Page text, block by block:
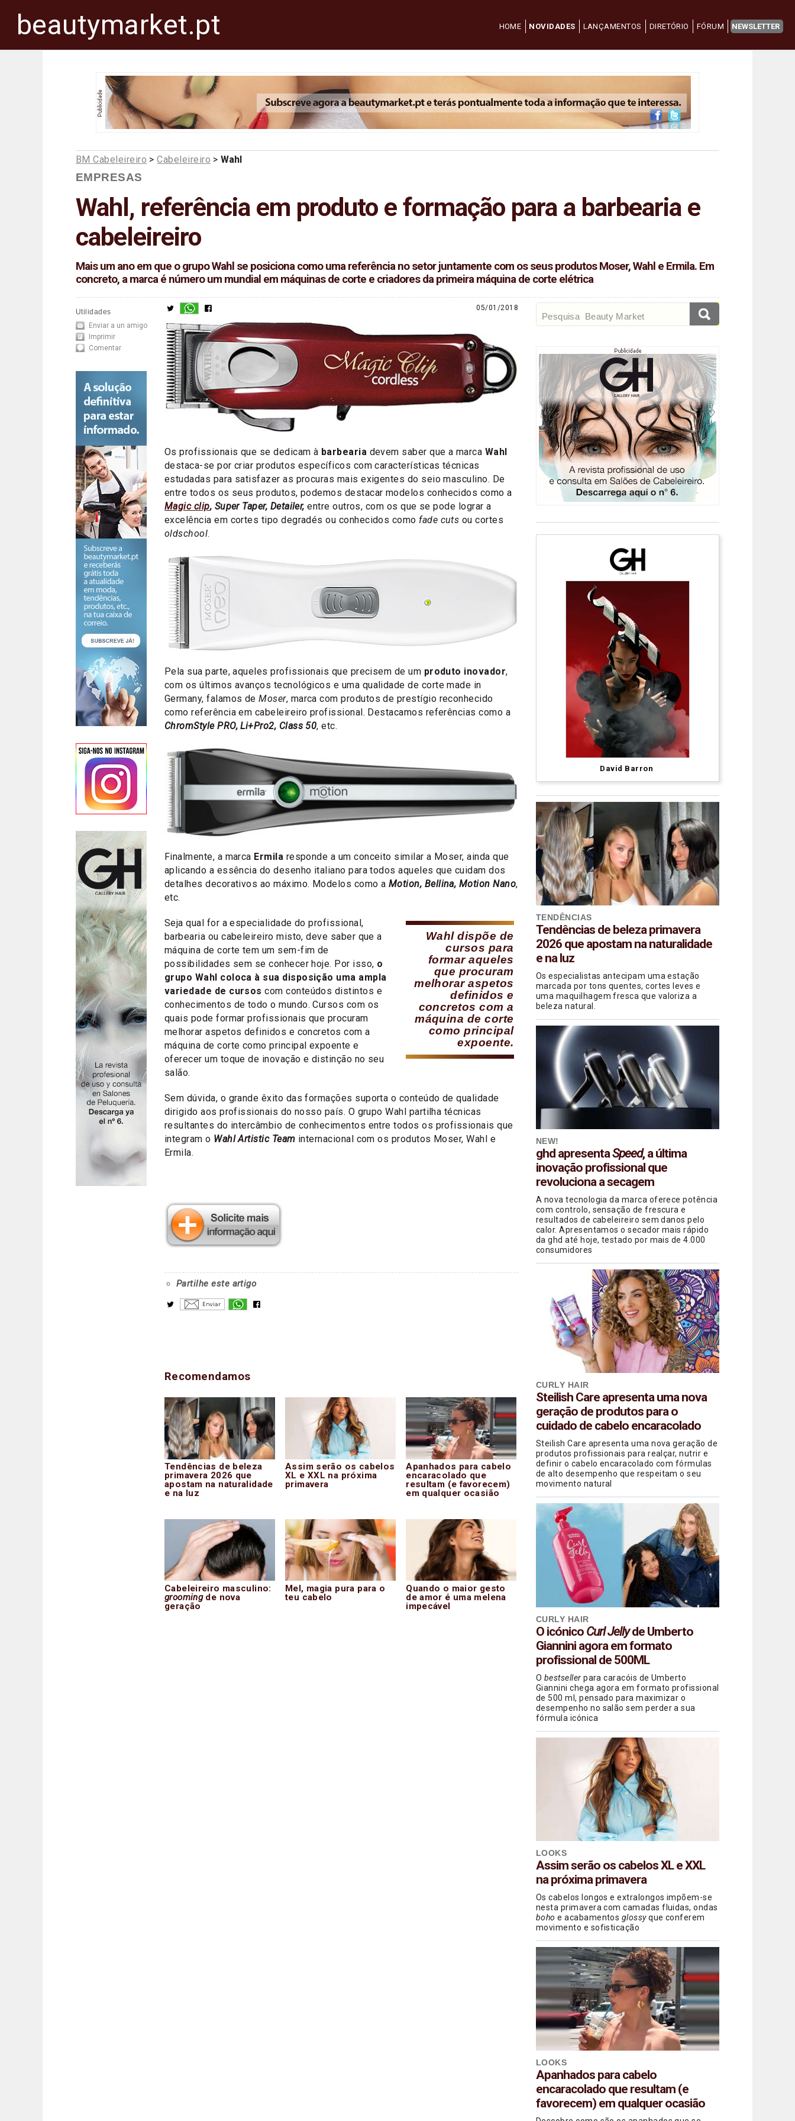
beautymarket.pt HOME NOVIDADES LANÇAMENTOS DIRETÓRIO FÓRUM NEWSLETTER
BM Cabeleireiro >Cabeleireiro >Wahl
EMPRESAS
Wahl, referência em produto e formação para a barbearia e
cabeleireiro
Mais um ano em que o grupo Wahl se posiciona como uma referência no setor juntamente com os seus produtos Moser, Wahl e Ermila. Em
concreto, a marca é número um mundial em máquinas de corte e criadores da primeira máquina de corte elétrica
Utilidades
Enviar a un amigo
Imprimir
Comentar
McCulloch
David Barron
TENDÊNCIAS
Tendências de beleza primavera
2026 que apostam na naturalidade
e na luz
Os especialistas antecipam uma estação
marcada por tons quentes, cortes leves e
uma maquilhagem fresca que valoriza a
beleza natural.
NEW!
ghd apresentaSpeed, a última
inovação profissional que
revoluciona a secagem
A nova tecnologia da marca oferece potência
com controlo, sensação de frescura e
resultados de cabeleireiro sem danos pelo
calor. Apresentamos o secador mais rápido
da ghd até hoje, testado por mais de 4.000
consumidores
CURLY HAIR
Steilish Care apresenta uma nova
geração de produtos para o
cuidado de cabelo encaracolado
Steilish Care apresenta uma nova geração de
produtos profissionais para realçar, nutrir e
definir o cabelo encaracolado com fórmulas
de alto desempenho que respeitam o seu
movimento natural
CURLY HAIR
O icónico Curl Jellyde Umberto
Giannini agora em formato
profissional de 500ML
O bestseller para caracóis de Umberto
Giannini chega agora em formato profissional
de 500 ml, pensado para maximizar o
desempenho no salão sem perder a sua
fórmula icónica
LOOKS
Assim serão os cabelos XL e XXL
na próxima primavera
Os cabelos longos e extralongos impõem-se
nesta primavera com camadas fluidas, ondas
boho e acabamentos glossyque conferem
movimento e sofisticação
LOOKS
Apanhados para cabelo
encaracolado que resultam (e
favorecem) em qualquer ocasião
05/01/2018
Os profissionais que se dedicam à barbearia devem saber que a marca Wahl
destaca-se por criar produtos específicos com características técnicas
estudadas para satisfazer as procuras mais exigentes do seio masculino. De
entre todos os seus produtos, podemos destacar modelos conhecidos como a
Magic clip, Super Taper, Detailer, entre outros, com os que se pode lograr a
excelência em cortes tipo degradés ou conhecidos como fade cuts ou cortes
oldschool.
Pela sua parte, aqueles profissionais que precisem de um produto inovador,
com os últimos avanços tecnológicos e uma qualidade de corte made in
Germany, falamos deMoser, marca com produtos de prestígio reconhecido
como referência em cabeleireiro profissional. Destacamos referências como a
ChromStyle PRO, Li+Pro2, Class 50, etc.
Finalmente, a marca Ermila responde a um conceito similar a Moser, ainda que
aplicando a essência do desenho italiano para todos aqueles que cuidam dos
detalhes decorativos ao máximo. Modelos como a Motion, Bellina, Motion Nano,
etc.
Wahl dispõe de
cursos para
formar aqueles
que procuram
melhorar aspetos
definidos e
concretos com a
máquina de corte
como principal
expoente.
Seja qual for a especialidade do profissional,
barbearia ou cabeleireiro misto, deve saber que a
máquina de corte tem um sem-fim de
possibilidades sem se conhecer hoje. Por isso, o
grupo Wahl coloca à sua disposição uma ampla
variedade de cursos com conteúdos distintos e
conhecimentos de todo o mundo. Cursos com os
quais pode formar profissionais que procuram
melhorar aspetos definidos e concretos com a
máquina de corte como principal expoente e
oferecer um toque de inovação e distinção no seu
salão.
Sem dúvida, o grande êxito das formações suporta o conteúdo de qualidade
dirigido aos profissionais do nosso país. O grupo Wahl partilha técnicas
resultantes do intercâmbio de conhecimentos entre todos os profissionais que
integram o Wahl Artistic Team internacional com os produtos Moser, Wahl e
Ermila.
Partilhe este artigo
Recomendamos
Tendências de beleza
primavera 2026 que
apostam na naturalidade
e na luz
Assim serão os cabelos
XL e XXL na próxima
primavera
Apanhados para cabelo
encaracolado que
resultam (e favorecem)
em qualquer ocasião
Cabeleireiro masculino:
groomingde nova
geração
Mel, magia pura para o
teu cabelo
Quando o maior gesto
de amor é uma melena
impecável